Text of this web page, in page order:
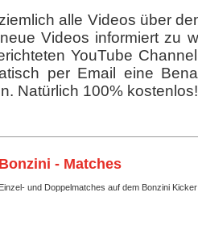
alle Videos über
Videos informiert zu
YouTube
per Email eine
Natürlich 100% kostenlos!
Bonzini - Matches
Einzel- und Doppelmatches auf dem Bonzini Kicker